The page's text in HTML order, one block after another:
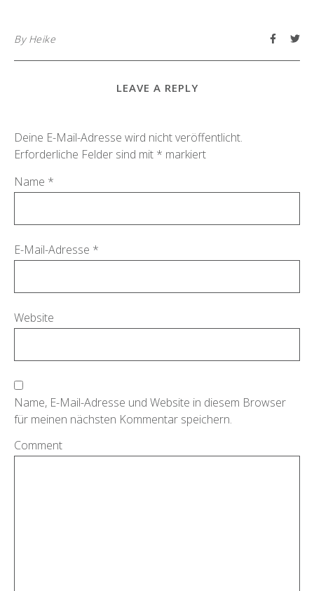
By Heike
LEAVE A REPLY
Deine E-Mail-Adresse wird nicht veröffentlicht.
Erforderliche Felder sind mit * markiert
Name *
E-Mail-Adresse *
Website
Name, E-Mail-Adresse und Website in diesem Browser
für meinen nächsten Kommentar speichern.
Comment